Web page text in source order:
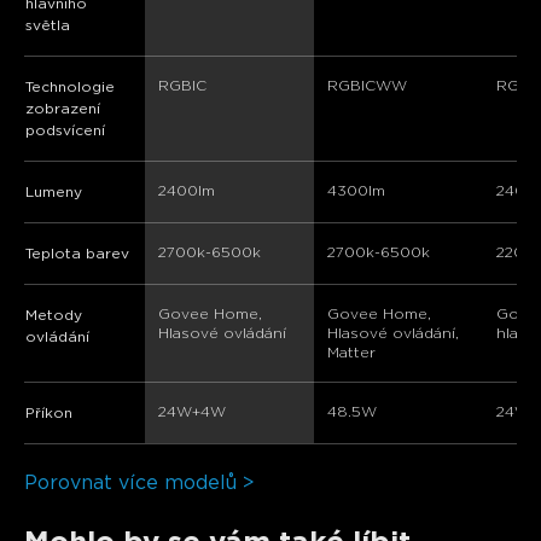
hlavního
světla
Technologie
zobrazení
podsvícení
RGBIC RGBICWW
Lumeny 2400lm 4300lm
Teplota barev 2700k-6500k 2700k-6500k
Metody
ovládání
Govee Home,
Hlasové ovládání
Govee Home,
Hlasové ovládání,
Matter
Příkon 24W+4W 48.5W
Porovnat více modelů >